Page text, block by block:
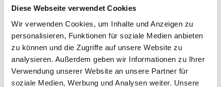
Diese Webseite verwendet Cookies
Wir verwenden Cookies, um Inhalte und Anzeigen zu
personalisieren, Funktionen für soziale Medien anbieten
zu können und die Zugriffe auf unsere Website zu
analysieren. Außerdem geben wir Informationen zu Ihrer
Verwendung unserer Website an unsere Partner für
soziale Medien, Werbung und Analysen weiter. Unsere
Regulärer Preis:
2,90 €
Preise inkl. MwSt. zzgl. Versandkosten
Versandfertig in 1 Tag, Lieferzeit 1-3 Werktage